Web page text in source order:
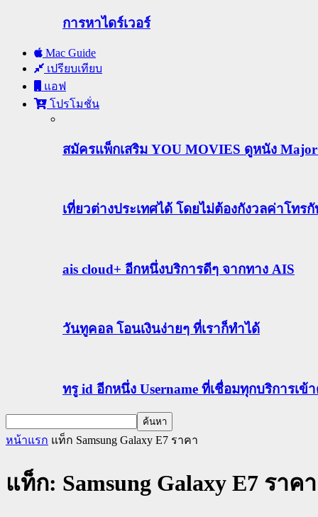
การหาไดร์เวอร์
Mac Guide
เปรียบเทียบ
แอฟ
โปรโมชั่น
สมัครแพ็กเสริม YOU MOVIES ดูหนัง
เที่ยวต่างประเทศได้ โดยไม่ต้องกังวลค่าโทร
ais cloud+ อีกหนึ่งบริการดีๆ จากทาง AIS
วันทูคอล โอนเงินง่ายๆ ที่เราก็ทำได้
ทรู id อีกหนึ่ง Username ที่เชื่อมทุกบริการเข้
หน้าแรก แท็ก Samsung Galaxy E7 ราคา
แท็ก: Samsung Galaxy E7 ราคา